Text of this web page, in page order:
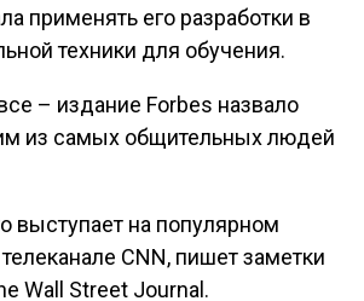
применять его разработки в
техники для обучения.
– издание Forbes назвало
из самых общительных людей
выступает на популярном
CNN, пишет заметки
Wall Street Journal.